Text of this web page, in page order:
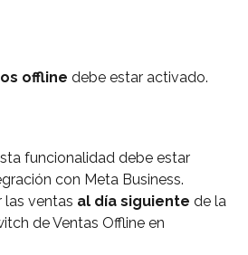
offline debe estar activado.
funcionalidad debe estar
con Meta Business.
las ventas al día siguiente de la
de Ventas Offline en